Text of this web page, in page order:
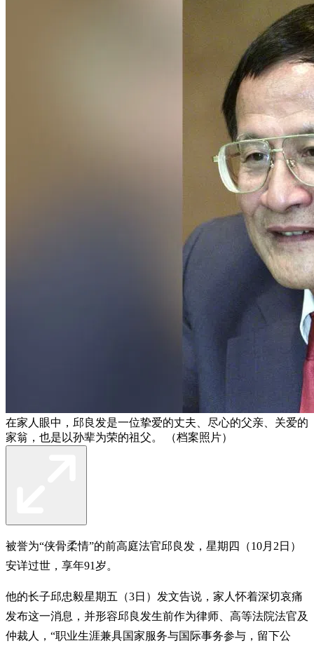
在家人眼中，邱良发是一位挚爱的丈夫、尽心的父亲、关爱的
家翁，也是以孙辈为荣的祖父。 （档案照片）
被誉为“侠骨柔情”的前高庭法官邱良发，星期四（10月2日）
安详过世，享年91岁。
他的长子邱忠毅星期五（3日）发文告说，家人怀着深切哀痛
发布这一消息，并形容邱良发生前作为律师、高等法院法官及
仲裁人，“职业生涯兼具国家服务与国际事务参与，留下公